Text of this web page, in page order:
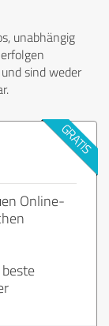
unabhängig
sind weder
Online-